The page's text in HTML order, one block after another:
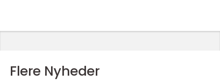
Flere Nyheder